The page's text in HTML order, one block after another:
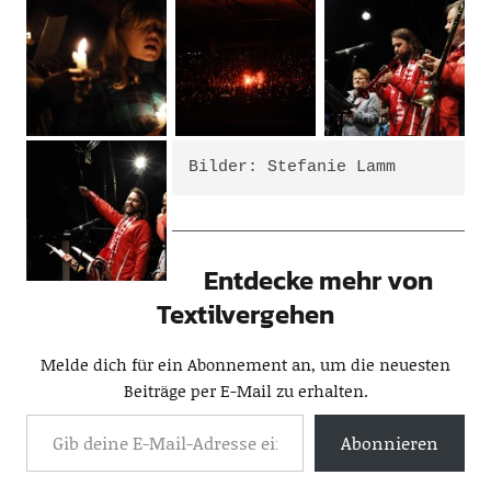
Bilder: Stefanie Lamm
Entdecke mehr von
Textilvergehen
Melde dich für ein Abonnement an, um die neuesten
Beiträge per E-Mail zu erhalten.
Abonnieren